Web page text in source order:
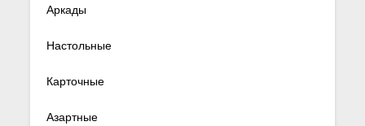
Аркады
Настольные
Карточные
Азартные